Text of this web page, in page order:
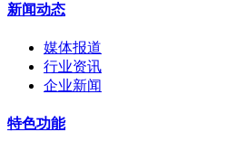
新闻动态
媒体报道
行业资讯
企业新闻
特色功能